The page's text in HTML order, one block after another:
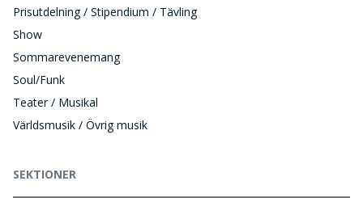
Prisutdelning / Stipendium / Tävling
Show
Sommarevenemang
Soul/Funk
Teater / Musikal
Världsmusik / Övrig musik
SEKTIONER